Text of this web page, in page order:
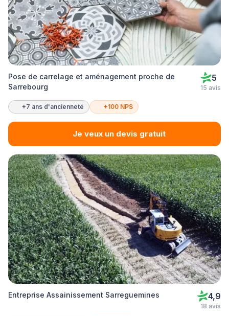
Pose de carrelage et aménagement proche de
Sarrebourg
5
15 avis
+7 ans d'ancienneté +100 NPS
Je veux un devis gratuit
Entreprise Assainissement Sarreguemines 4,9
18 avis